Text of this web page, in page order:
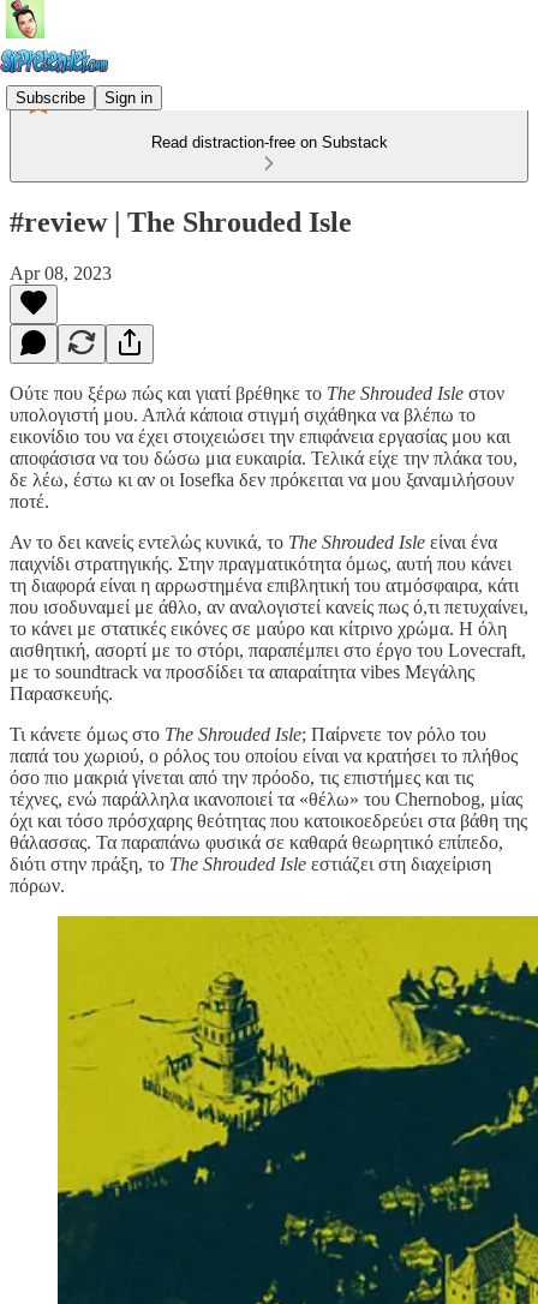
Subscribe Sign in
Read distraction-free on Substack
#review | The Shrouded Isle
Apr 08, 2023
Ούτε που ξέρω πώς και γιατί βρέθηκε το The Shrouded Isle στον
υπολογιστή μου. Απλά κάποια στιγμή σιχάθηκα να βλέπω το
εικονίδιο του να έχει στοιχειώσει την επιφάνεια εργασίας μου και
αποφάσισα να του δώσω μια ευκαιρία. Τελικά είχε την πλάκα του,
δε λέω, έστω κι αν οι Iosefka δεν πρόκειται να μου ξαναμιλήσουν
ποτέ.
Αν το δει κανείς εντελώς κυνικά, το The Shrouded Isle είναι ένα
παιχνίδι στρατηγικής. Στην πραγματικότητα όμως, αυτή που κάνει
τη διαφορά είναι η αρρωστημένα επιβλητική του ατμόσφαιρα, κάτι
που ισοδυναμεί με άθλο, αν αναλογιστεί κανείς πως ό,τι πετυχαίνει,
το κάνει με στατικές εικόνες σε μαύρο και κίτρινο χρώμα. Η όλη
αισθητική, ασορτί με το στόρι, παραπέμπει στο έργο του Lovecraft,
με το soundtrack να προσδίδει τα απαραίτητα vibes Μεγάλης
Παρασκευής.
Τι κάνετε όμως στο The Shrouded Isle; Παίρνετε τον ρόλο του
παπά του χωριού, ο ρόλος του οποίου είναι να κρατήσει το πλήθος
όσο πιο μακριά γίνεται από την πρόοδο, τις επιστήμες και τις
τέχνες, ενώ παράλληλα ικανοποιεί τα «θέλω» του Chernobog, μίας
όχι και τόσο πρόσχαρης θεότητας που κατοικοεδρεύει στα βάθη της
θάλασσας. Τα παραπάνω φυσικά σε καθαρά θεωρητικό επίπεδο,
διότι στην πράξη, το The Shrouded Isle εστιάζει στη διαχείριση
πόρων.